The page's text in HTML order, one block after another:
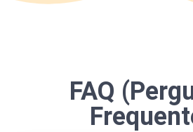
FAQ